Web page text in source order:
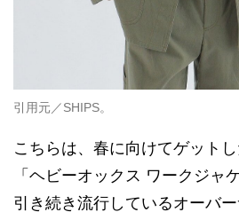
引用元／SHIPS。
こちらは、春に向けてゲット
「ヘビーオックス ワークジャ
引き続き流行しているオーバ